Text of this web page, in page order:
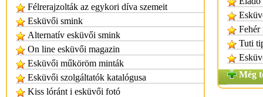
Félrerajzolták az egykori díva szemeit
Esküvői smink
Alternatív esküvői smink
On line esküvői magazin
Esküvői műköröm minták
Esküvői szolgáltatók katalógusa
Kiss lóránt i esküvői fotó
Fehér
Tuti
Még